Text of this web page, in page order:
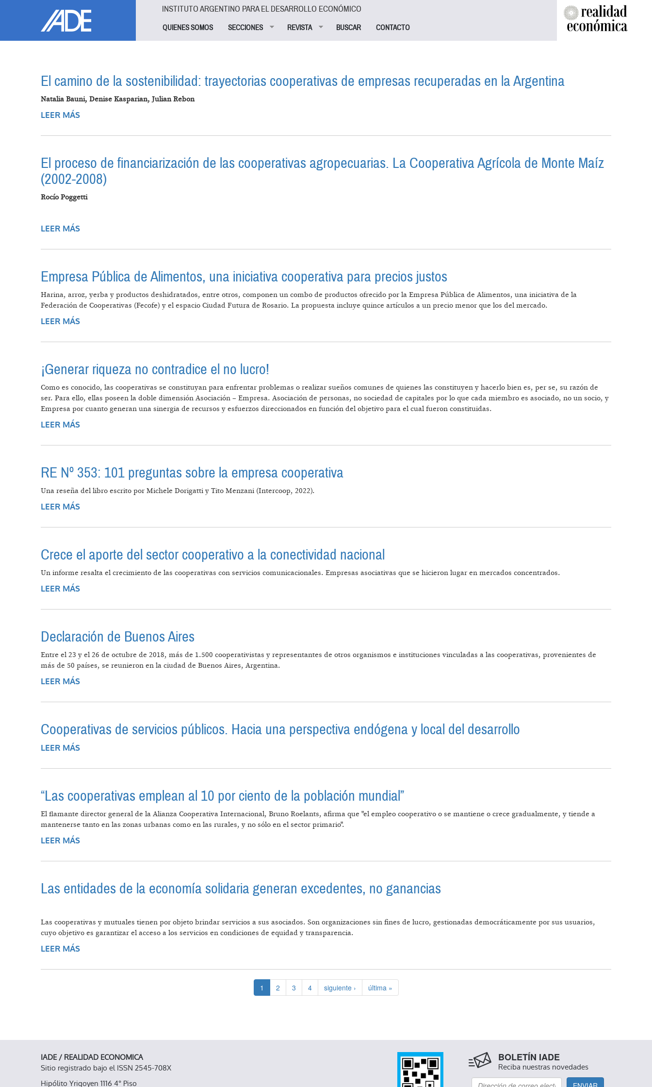
INSTITUTO ARGENTINO PARA EL DESARROLLO ECONÓMICO
QUIENES SOMOS SECCIONES REVISTA BUSCAR CONTACTO
El camino de la sostenibilidad: trayectorias cooperativas de empresas recuperadas en la Argentina
Natalia Bauni, Denise Kasparian, Julian Rebon
LEER MÁS
El proceso de financiarización de las cooperativas agropecuarias. La Cooperativa Agrícola de Monte Maíz
(2002-2008)
Rocío Poggetti
LEER MÁS
Empresa Pública de Alimentos, una iniciativa cooperativa para precios justos
Harina, arroz, yerba y productos deshidratados, entre otros, componen un combo de productos ofrecido por la Empresa Pública de Alimentos, una iniciativa de la
Federación de Cooperativas (Fecofe) y el espacio Ciudad Futura de Rosario. La propuesta incluye quince artículos a un precio menor que los del mercado.
LEER MÁS
¡Generar riqueza no contradice el no lucro!
Como es conocido, las cooperativas se constituyan para enfrentar problemas o realizar sueños comunes de quienes las constituyen y hacerlo bien es, per se, su razón de
ser. Para ello, ellas poseen la doble dimensión Asociación – Empresa. Asociación de personas, no sociedad de capitales por lo que cada miembro es asociado, no un socio, y
Empresa por cuanto generan una sinergia de recursos y esfuerzos direccionados en función del objetivo para el cual fueron constituidas.
LEER MÁS
RE Nº 353: 101 preguntas sobre la empresa cooperativa
Una reseña del libro escrito por Michele Dorigatti y Tito Menzani (Intercoop, 2022).
LEER MÁS
Crece el aporte del sector cooperativo a la conectividad nacional
Un informe resalta el crecimiento de las cooperativas con servicios comunicacionales. Empresas asociativas que se hicieron lugar en mercados concentrados.
LEER MÁS
Declaración de Buenos Aires
Entre el 23 y el 26 de octubre de 2018, más de 1.500 cooperativistas y representantes de otros organismos e instituciones vinculadas a las cooperativas, provenientes de
más de 50 países, se reunieron en la ciudad de Buenos Aires, Argentina.
LEER MÁS
Cooperativas de servicios públicos. Hacia una perspectiva endógena y local del desarrollo
LEER MÁS
“Las cooperativas emplean al 10 por ciento de la población mundial”
El flamante director general de la Alianza Cooperativa Internacional, Bruno Roelants, afirma que "el empleo cooperativo o se mantiene o crece gradualmente, y tiende a
mantenerse tanto en las zonas urbanas como en las rurales, y no sólo en el sector primario".
LEER MÁS
Las entidades de la economía solidaria generan excedentes, no ganancias
Las cooperativas y mutuales tienen por objeto brindar servicios a sus asociados. Son organizaciones sin fines de lucro, gestionadas democráticamente por sus usuarios,
cuyo objetivo es garantizar el acceso a los servicios en condiciones de equidad y transparencia.
LEER MÁS
1 2 3 4 siguiente › última »
IADE / REALIDAD ECONOMICA
Sitio registrado bajo el ISSN 2545-708X
Hipólito Yrigoyen 1116 4° Piso
BOLETÍN IADE
Reciba nuestras novedades